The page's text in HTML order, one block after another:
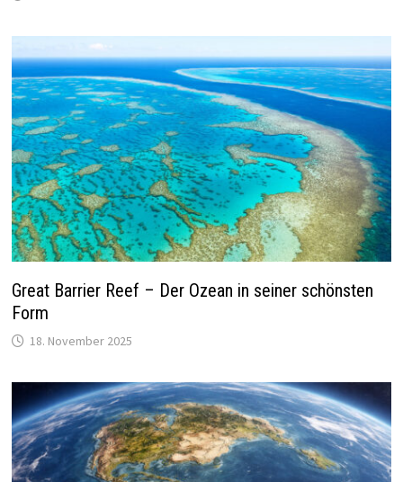
Great Barrier Reef – Der Ozean in seiner schönsten
Form
18. November 2025